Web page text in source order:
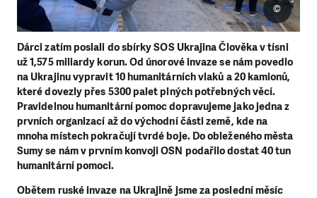
Dárci zatím poslali do sbírky SOS Ukrajina Člověka v tísni
už 1,575 miliardy korun. Od únorové invaze se nám povedlo
na Ukrajinu vypravit 10 humanitárních vlaků a 20 kamionů,
které dovezly přes 5300 palet plných potřebných věcí.
Pravidelnou humanitární pomoc dopravujeme jako jedna z
prvních organizací až do východní části země, kde na
mnoha místech pokračují tvrdé boje. Do obleženého města
Sumy se nám v prvním konvoji OSN podařilo dostat 40 tun
humanitární pomoci.
Obětem ruské invaze na Ukrajině jsme za poslední měsíc
©